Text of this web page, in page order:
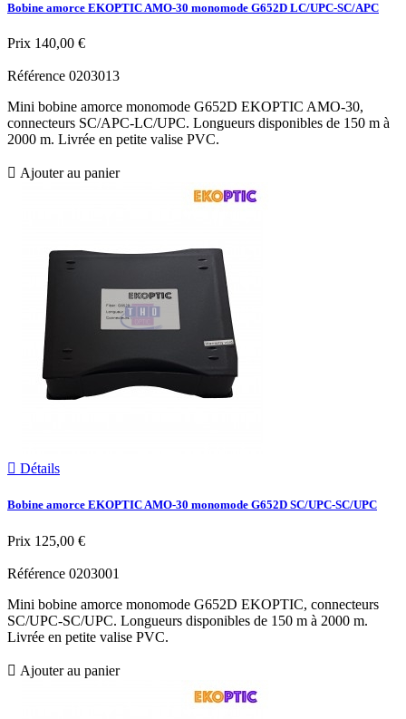
Bobine amorce EKOPTIC AMO-30 monomode G652D LC/UPC-SC/APC
Prix 140,00 €
Référence 0203013
Mini bobine amorce monomode G652D EKOPTIC AMO-30,
connecteurs SC/APC-LC/UPC. Longueurs disponibles de 150 m à
2000 m. Livrée en petite valise PVC.
 Ajouter au panier
 Détails
Bobine amorce EKOPTIC AMO-30 monomode G652D SC/UPC-SC/UPC
Prix 125,00 €
Référence 0203001
Mini bobine amorce monomode G652D EKOPTIC, connecteurs
SC/UPC-SC/UPC. Longueurs disponibles de 150 m à 2000 m.
Livrée en petite valise PVC.
 Ajouter au panier